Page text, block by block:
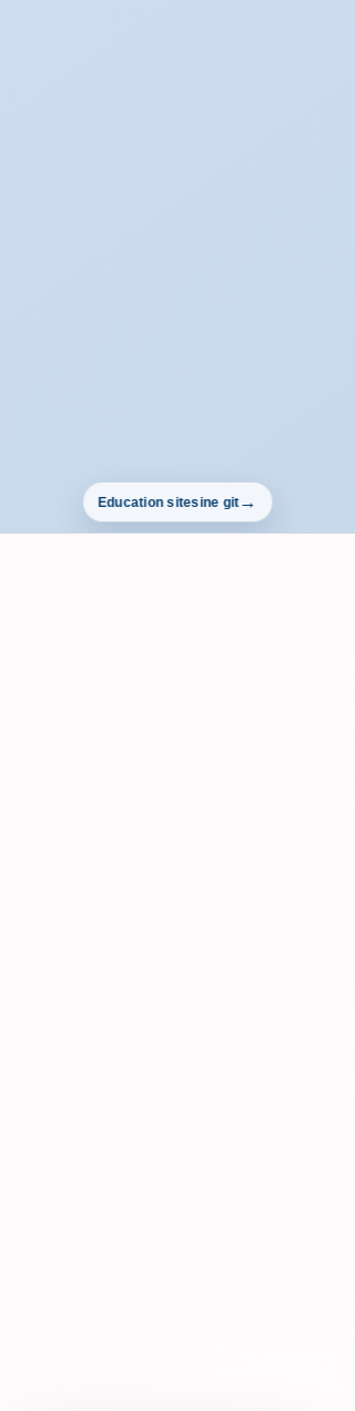
Education sitesine git